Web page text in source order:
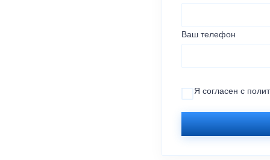
Ваш телефон
Я согласен с